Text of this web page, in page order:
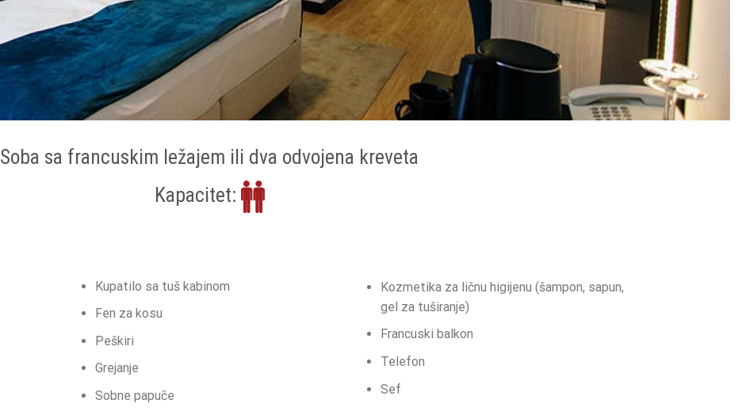
Soba sa francuskim ležajem ili dva odvojena kreveta
Kapacitet:
Kupatilo sa tuš kabinom
Fen za kosu
Peškiri
Grejanje
Sobne papuče
Kozmetika za ličnu higijenu (šampon, sapun,
gel za tuširanje)
Francuski balkon
Telefon
Sef